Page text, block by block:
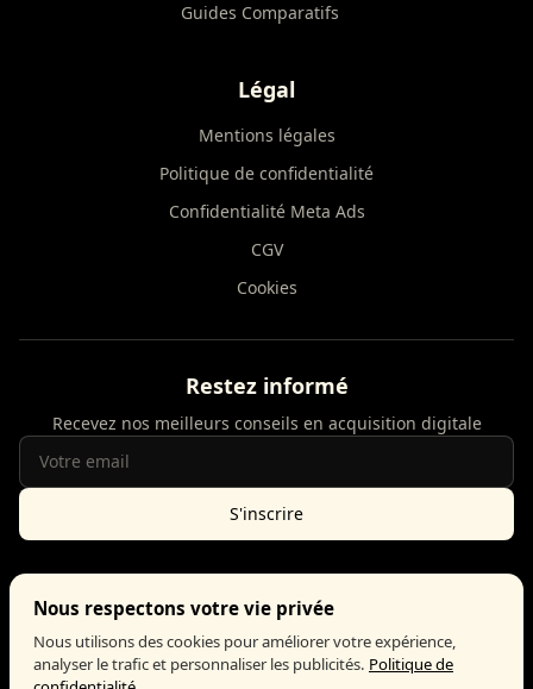
Guides Comparatifs
Légal
Mentions légales
Politique de confidentialité
Confidentialité Meta Ads
CGV
Cookies
Restez informé
Recevez nos meilleurs conseils en acquisition digitale
S'inscrire
Google Partner Meta Business Partner
Nous respectons votre vie privée
Nous utilisons des cookies pour améliorer votre expérience,
analyser le trafic et personnaliser les publicités. Politique de